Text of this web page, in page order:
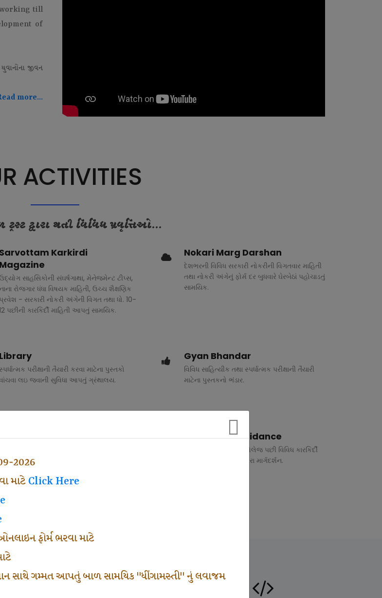
2026
માટે Click Here
ફોર્મ ભરવા માટે
સાથે ગમ્મત આપતું બાળ સામયિક "ધીંગામસ્તી" નું લવાજમ
till
of
જીવન
more...
ACTIVITIES
ટ્રસ્ટ દ્વારા થતી વિવિધ પ્રવૃત્તિઓ...
Sarvottam Karkirdi
Magazine
સાહસિકોની સંઘર્ષગાથા, મેનેજમેન્ટ ટીપ્સ,
રોજગાર ધંધા વિષયક માહિતી, ઉચ્ચ શૈક્ષણિક
પ્રવેશ - સરકારી નોકરી અંગેની વિગત તથા ધો. 10-
પછીની કારકિર્દી માહિતી આપતું સામયિક.
Nokari Marg Darshan
દેશભરની વિવિધ સરકારી નોકરીની વિગતવાર માહિતી
તથા નોકરી અંગેનું ફોર્મ દર બુધવારે ઘેરબેઠાં પહોચાડતું
સામયિક.
Library
સ્પર્ધાત્મક પરીક્ષાની તૈયારી કરવા માટેના પુસ્તકો
લઇ જવાની સુવિધા આપતું ગ્રંથાલય.
Gyan Bhandar
વિવિધ સાહિત્યીક તથા સ્પર્ધાત્મક પરીક્ષાની તૈયારી
માટેના પુસ્તકનો ભંડાર.
Exam Class
ફક્ત વ્યવસ્થા ખર્ચ લઇ ચલાવતા વર્ગ.
Vocational Guidance
ધોરણ 10 અને 12 તથા કોલેજ પછી વિવિધ કારકિર્દી
અંગે રૂબરુ તથા ફોન દ્વારા માર્ગદર્શન.